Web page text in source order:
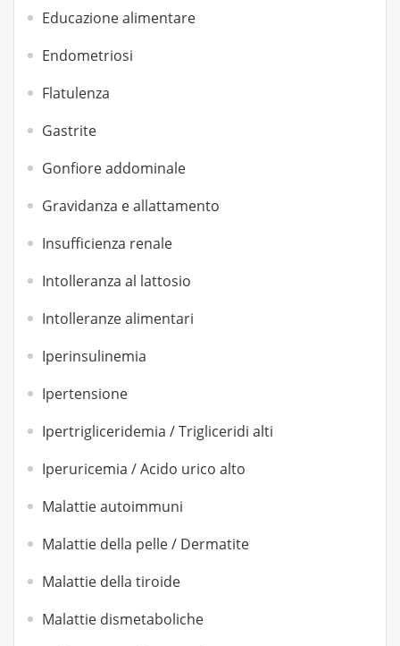
Educazione alimentare
Endometriosi
Flatulenza
Gastrite
Gonfiore addominale
Gravidanza e allattamento
Insufficienza renale
Intolleranza al lattosio
Intolleranze alimentari
Iperinsulinemia
Ipertensione
Ipertrigliceridemia / Trigliceridi alti
Iperuricemia / Acido urico alto
Malattie autoimmuni
Malattie della pelle / Dermatite
Malattie della tiroide
Malattie dismetaboliche